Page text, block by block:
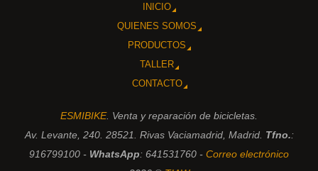
INICIO
QUIENES SOMOS
PRODUCTOS
TALLER
CONTACTO
ESMIBIKE. Venta y reparación de bicicletas.
Av. Levante, 240. 28521. Rivas Vaciamadrid, Madrid. Tfno.:
916799100 - WhatsApp: 641531760 - Correo electrónico